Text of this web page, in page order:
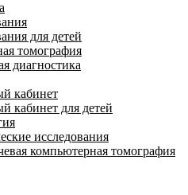
для детей
томография
диагностика
кабинет
кабинет для детей
исследования
компьютерная томография